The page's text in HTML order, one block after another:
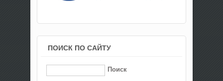
ПОИСК ПО САЙТУ
Поиск